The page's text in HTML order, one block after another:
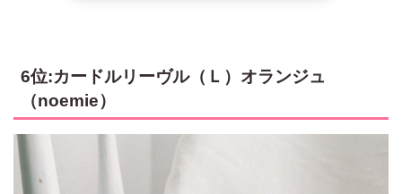
6位:カードルリーヴル（Ｌ）オランジュ
（noemie）